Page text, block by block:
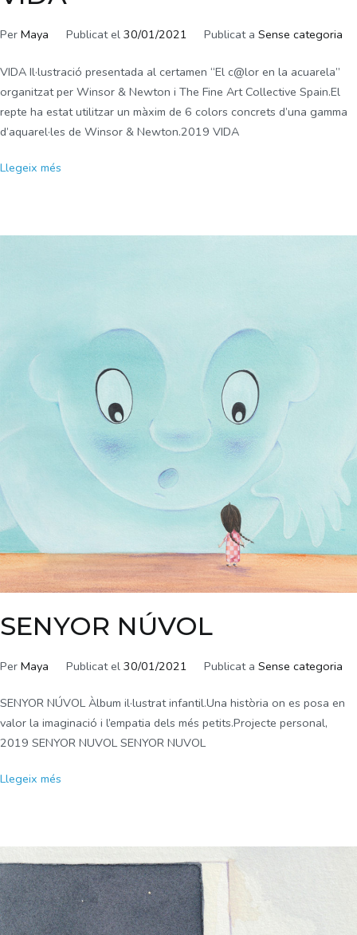
Per Maya Publicat el 30/01/2021 Publicat aSense categoria
VIDA Il·lustració presentada al certamen “El c@lor en la acuarela”
organitzat per Winsor & Newton i The Fine Art Collective Spain.El
repte ha estat utilitzar un màxim de 6 colors concrets d’una gamma
d’aquarel·les de Winsor & Newton.2019 VIDA
Llegeix més
SENYOR NÚVOL
Per Maya Publicat el 30/01/2021 Publicat aSense categoria
SENYOR NÚVOL Àlbum il·lustrat infantil.Una història on es posa en
valor la imaginació i l’empatia dels més petits.Projecte personal,
2019 SENYOR NUVOL SENYOR NUVOL
Llegeix més